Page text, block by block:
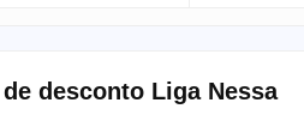
desconto Liga Nessa